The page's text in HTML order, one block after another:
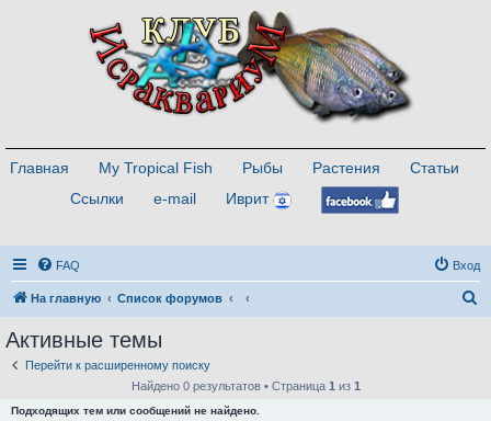
Главная My Tropical Fish Рыбы Растения
Статьи
Ссылки
e-mail Иврит
FAQ Вход
На главную Список форумов
Активные темы
Перейти к расширенному поиску
Найдено 0 результатов • Страница 1 из 1
Подходящих тем или сообщений не найдено.